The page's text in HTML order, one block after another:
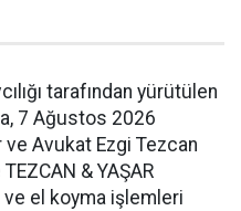
tarafından yürütülen
7 Ağustos 2026
Avukat Ezgi Tezcan
& YAŞAR
ve el koyma işlemleri